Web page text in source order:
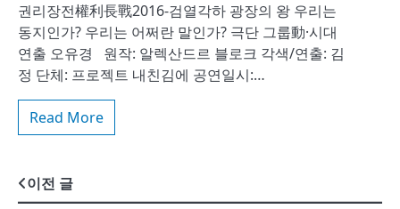
권리장전權利長戰2016-검열각하 광장의 왕 우리는
동지인가? 우리는 어쩌란 말인가? 극단 그룹動·시대
연출 오유경 원작: 알렉산드르 블로크 각색/연출: 김
정 단체: 프로젝트 내친김에 공연일시:…
Read More
글이전 글